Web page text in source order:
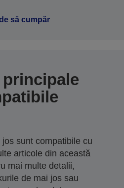
să cumpăr
sunt compatibile cu
articole din această
mai multe detalii,
de mai jos sau